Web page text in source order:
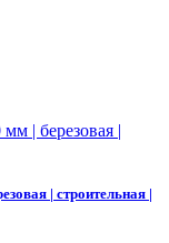
| строительная |